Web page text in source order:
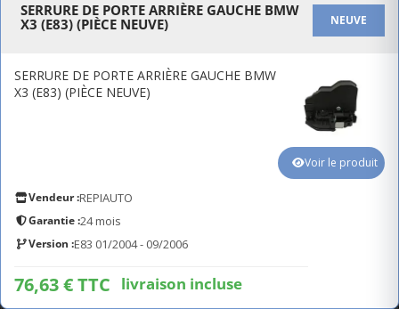
SERRURE DE PORTE ARRIÈRE GAUCHE BMW
X3 (E83) (PIÈCE NEUVE)
NEUVE
SERRURE DE PORTE ARRIÈRE GAUCHE BMW
X3 (E83) (PIÈCE NEUVE)
Vendeur :REPIAUTO
Garantie :24 mois
Version :E83 01/2004 - 09/2006
76,63 € TTC livraison incluse
Voir le produit